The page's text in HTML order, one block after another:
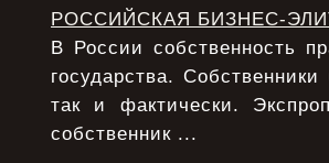
РОССИЙСКАЯ БИЗНЕС-
В России собственность
государства.
так и фактически.
собственник ...